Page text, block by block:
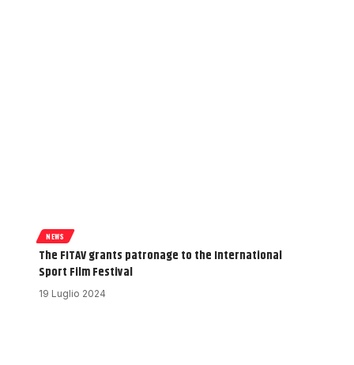
NEWS
The FITAV grants patronage to the International
Sport Film Festival
19 Luglio 2024